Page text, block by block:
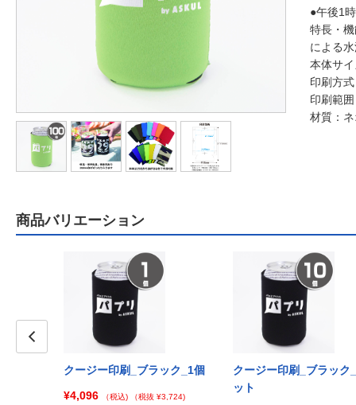
●午後1
特長・
による
本体サ
印刷方
印刷範
材質：
商品バリエーション
クージー印刷_ブラック_1個
¥4,096
（税込) （税抜 ¥3,724)
クージー印刷_ブラック
ット